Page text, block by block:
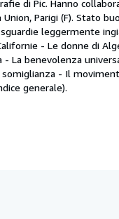
di Pic. Hanno
Parigi (F). Stato
leggermente
- Le donne di
benevolenza
- Il
generale).